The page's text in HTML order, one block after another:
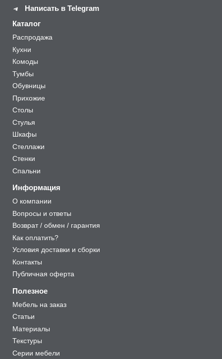
Написать в Telegram
Каталог
Распродажа
Кухни
Комоды
Тумбы
Обувницы
Прихожие
Столы
Стулья
Шкафы
Стеллажи
Стенки
Спальни
Информация
О компании
Вопросы и ответы
Возврат / обмен / гарантия
Как оплатить?
Условия доставки и сборки
Контакты
Публичная оферта
Полезное
Мебель на заказ
Статьи
Материалы
Текстуры
Серии мебели